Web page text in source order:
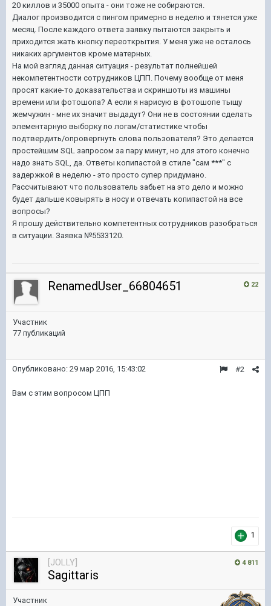
20 киллов и 35000 опыта - они тоже не собираются.
Диалог производится с пингом примерно в неделю и тянется уже
месяц. После каждого ответа заявку пытаются закрыть и
приходится жать кнопку переоткрытия. У меня уже не осталось
никаких аргументов кроме матерных.
На мой взгляд данная ситуация - результат полнейшей
некомпетентности сотрудников ЦПП. Почему вообще от меня
просят какие-то доказательства и скриншоты из машины
времени или фотошопа? А если я нарисую в фотошопе тыщу
жемчужин - мне их значит выдадут? Они не в состоянии сделать
элементарную выборку по логам/статистике чтобы
подтвердить/опровергнуть слова пользователя? Это делается
простейшим SQL запросом за пару минут, но для этого конечно
надо знать SQL, да. Ответы копипастой в стиле "сам ***" с
задержкой в неделю - это просто супер придумано.
Рассчитывают что пользователь забьет на это дело и можно
будет дальше ковырять в носу и отвечать копипастой на все
вопросы?
Я прошу действительно компетентных сотрудников разобраться
в ситуации. Заявка №5533120.
22
RenamedUser_66804651
Участник
77 публикаций
#2
Опубликовано: 29 мар 2016, 15:43:02
Вам с этим вопросом ЦПП
1
4 811
[JOLLY]
Sagittaris
Участник